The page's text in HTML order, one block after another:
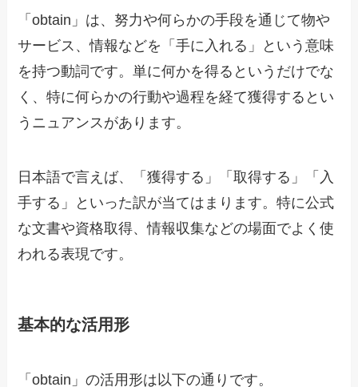
「obtain」は、努力や何らかの手段を通じて物や
サービス、情報などを「手に入れる」という意味
を持つ動詞です。単に何かを得るというだけでな
く、特に何らかの行動や過程を経て獲得するとい
うニュアンスがあります。
日本語で言えば、「獲得する」「取得する」「入
手する」といった訳が当てはまります。特に公式
な文書や資格取得、情報収集などの場面でよく使
われる表現です。
基本的な活用形
「obtain」の活用形は以下の通りです。